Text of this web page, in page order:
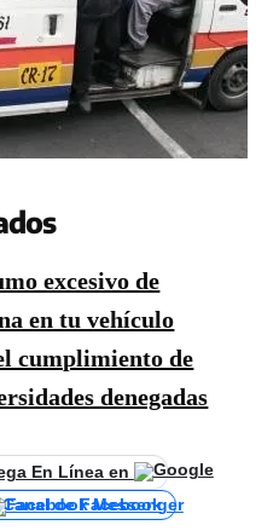
excesivo de
en tu vehículo
cumplimiento de
denegadas
En Línea en
Canal de Facebook